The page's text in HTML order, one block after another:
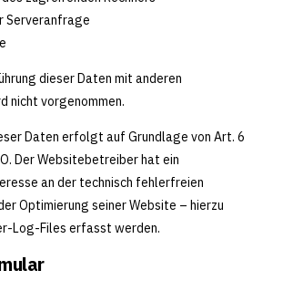
Serveranfrage
dieser Daten mit anderen
nicht vorgenommen.
Daten erfolgt auf Grundlage von Art. 6
Der Websitebetreiber hat ein
an der technisch fehlerfreien
Optimierung seiner Website – hierzu
Log-Files erfasst werden.